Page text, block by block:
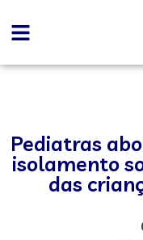
Pediatras
isolamento
das